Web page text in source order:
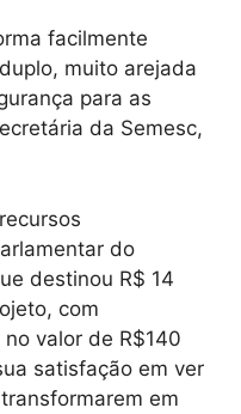
facilmente
muito arejada
para as
da Semesc,
do
destinou R$ 14
com
valor de R$140
satisfação em ver
em